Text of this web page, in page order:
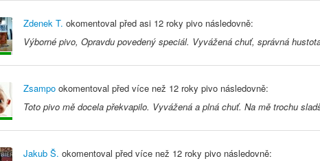
Zdenek T. okomentoval před asi 12 roky pivo následovně:
Výborné pivo, Opravdu povedený speciál. Vyvážená chuť, správná
Zsampo okomentoval před více než 12 roky pivo následovně:
Toto pivo mě docela překvapilo. Vyvážená a plná chuť. Na mě trochu
Jakub Š. okomentoval před více než 12 roky pivo následovně: